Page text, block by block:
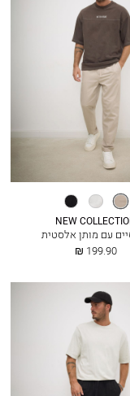
גרייג׳ אופוויטשחור
NEW
עם מותן אלסטית
החל
199.90 ₪